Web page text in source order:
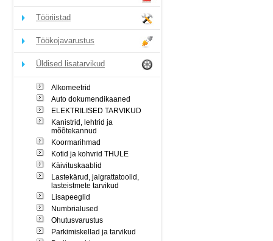
Tööriistad
Töökojavarustus
Üldised lisatarvikud
Alkomeetrid
Auto dokumendikaaned
ELEKTRILISED TARVIKUD
Kanistrid, lehtrid ja
mõõtekannud
Koormarihmad
Kotid ja kohvrid THULE
Käivituskaablid
Lastekärud, jalgrattatoolid,
lasteistmete tarvikud
Lisapeeglid
Numbrialused
Ohutusvarustus
Parkimiskellad ja tarvikud